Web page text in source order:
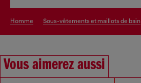
homme sous-vêtements et maillots de bain
Vous aimerez aussi